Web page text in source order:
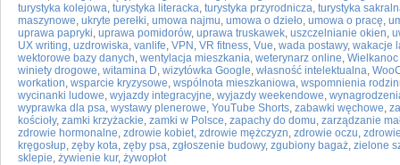
turystyka kolejowa, turystyka literacka, turystyka przyrodnicza, turystyka
maszynowe, ukryte perełki, umowa najmu, umowa o dzieło, umowa o pracę,
uprawa papryki, uprawa pomidorów, uprawa truskawek, uszczelnianie okien,
UX writing, uzdrowiska, vanlife, VPN , VR fitness, Vue, wada postawy, wakacje
wektorowe bazy danych, wentylacja mieszkania, weterynarz online,
winiety drogowe, witamina D, wizytówka Google, własność intelektualna,
workation, wsparcie kryzysowe, wspólnota mieszkaniowa, wspomnienia
wycinanki ludowe, wyjazdy integracyjne, wyjazdy weekendowe,
wyprawka dla psa, wystawy plenerowe, YouTube Shorts, zabawki węchowe,
kościoły, zamki krzyżackie, zamki w Polsce, zapachy do domu, zarządzanie
zdrowie hormonalne, zdrowie kobiet, zdrowie mężczyzn, zdrowie oczu,
kręgosłup, zęby kota, zęby psa, zgłoszenie budowy, zgubiony bagaż, zielone
sklepie, żywienie kur, żywopłot